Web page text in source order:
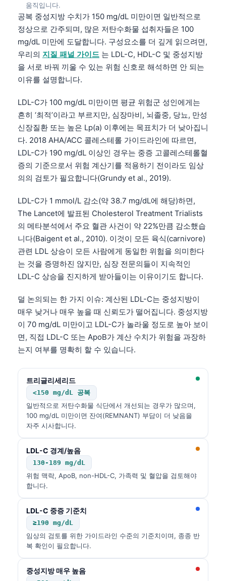
움직입니다.
공복 중성지방 수치가 150 mg/dL 미만이면 일반적으로
정상으로 간주되며, 많은 저탄수화물 섭취자들은 100
mg/dL 미만에 도달합니다. 구성요소를 더 깊게 읽으려면,
우리의 지질 패널 가이드 는 LDL-C, HDL-C 및 중성지방
을 서로 바꿔 끼울 수 있는 위험 신호로 해석하면 안 되는
이유를 설명합니다.
LDL-C가 100 mg/dL 미만이면 평균 위험군 성인에게는
흔히 ‘최적’이라고 부르지만, 심장마비, 뇌졸중, 당뇨, 만성
신장질환 또는 높은 Lp(a) 이후에는 목표치가 더 낮아집니
다. 2018 AHA/ACC 콜레스테롤 가이드라인에 따르면,
LDL-C가 190 mg/dL 이상인 경우는 중증 고콜레스테롤혈
증의 기준으로서 위험 계산기를 적용하기 전이라도 임상
의의 검토가 필요합니다(Grundy et al., 2019).
LDL-C가 1 mmol/L 감소(약 38.7 mg/dL에 해당)하면,
The Lancet에 발표된 Cholesterol Treatment Trialists
의 메타분석에서 주요 혈관 사건이 약 22%만큼 감소했습
니다(Baigent et al., 2010). 이것이 모든 육식(carnivore)
관련 LDL 상승이 모든 사람에게 동일한 위험을 의미한다
는 것을 증명하진 않지만, 심장 전문의들이 지속적인
LDL-C 상승을 진지하게 받아들이는 이유이기도 합니다.
덜 논의되는 한 가지 이슈: 계산된 LDL-C는 중성지방이
매우 낮거나 매우 높을 때 신뢰도가 떨어집니다. 중성지방
이 70 mg/dL 미만이고 LDL-C가 놀라울 정도로 높아 보이
면, 직접 LDL-C 또는 ApoB가 계산 수치가 위험을 과장하
는지 여부를 명확히 할 수 있습니다.
트리글리세리드
<150 mg/dL 공복
일반적으로 저탄수화물 식단에서 개선되는 경우가 많으며,
100 mg/dL 미만이면 잔여(REMNANT) 부담이 더 낮음을
자주 시사합니다.
LDL-C 경계/높음
130-189 mg/dL
위험 맥락, ApoB, non-HDL-C, 가족력 및 혈압을 검토해야
합니다.
LDL-C 중증 기준치
≥190 mg/dL
임상의 검토를 위한 가이드라인 수준의 기준치이며, 종종 반
복 확인이 필요합니다.
중성지방 매우 높음